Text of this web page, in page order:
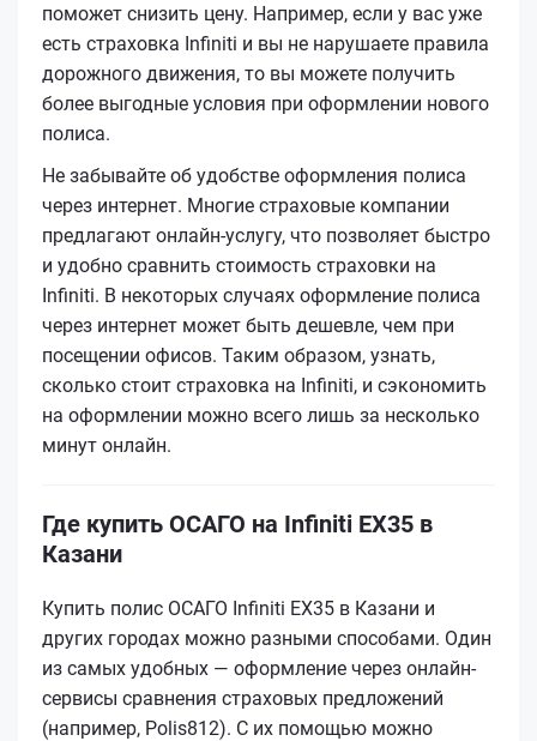
поможет снизить цену. Например, если у вас уже
есть страховка Infiniti и вы не нарушаете правила
дорожного движения, то вы можете получить
более выгодные условия при оформлении нового
полиса.
Не забывайте об удобстве оформления полиса
через интернет. Многие страховые компании
предлагают онлайн-услугу, что позволяет быстро
и удобно сравнить стоимость страховки на
Infiniti. В некоторых случаях оформление полиса
через интернет может быть дешевле, чем при
посещении офисов. Таким образом, узнать,
сколько стоит страховка на Infiniti, и сэкономить
на оформлении можно всего лишь за несколько
минут онлайн.
Где купить ОСАГО на Infiniti EX35 в
Казани
Купить полис ОСАГО Infiniti EX35 в Казани и
других городах можно разными способами. Один
из самых удобных — оформление через онлайн-
сервисы сравнения страховых предложений
(например, Polis812). С их помощью можно